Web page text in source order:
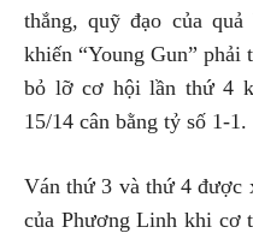
thắng, quỹ đạo của
khiến “Young Gun” phải
bỏ lỡ cơ hội lần thứ 4
15/14 cân bằng tỷ số 1-1.
Ván thứ 3 và thứ 4 được
của Phương Linh khi cơ